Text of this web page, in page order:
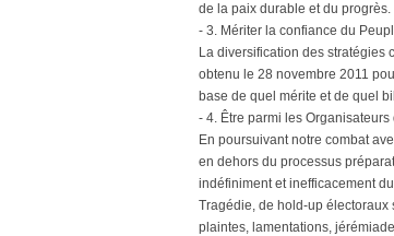
de la paix durable et du progrès.
- 3. Mériter la confiance du
La diversification des stratégies
obtenu le 28 novembre 2011
base de quel mérite et de quel
- 4. Être parmi les
En poursuivant notre combat
en dehors du processus
indéfiniment et inefficacement
Tragédie, de hold-up électoraux
plaintes, lamentations,